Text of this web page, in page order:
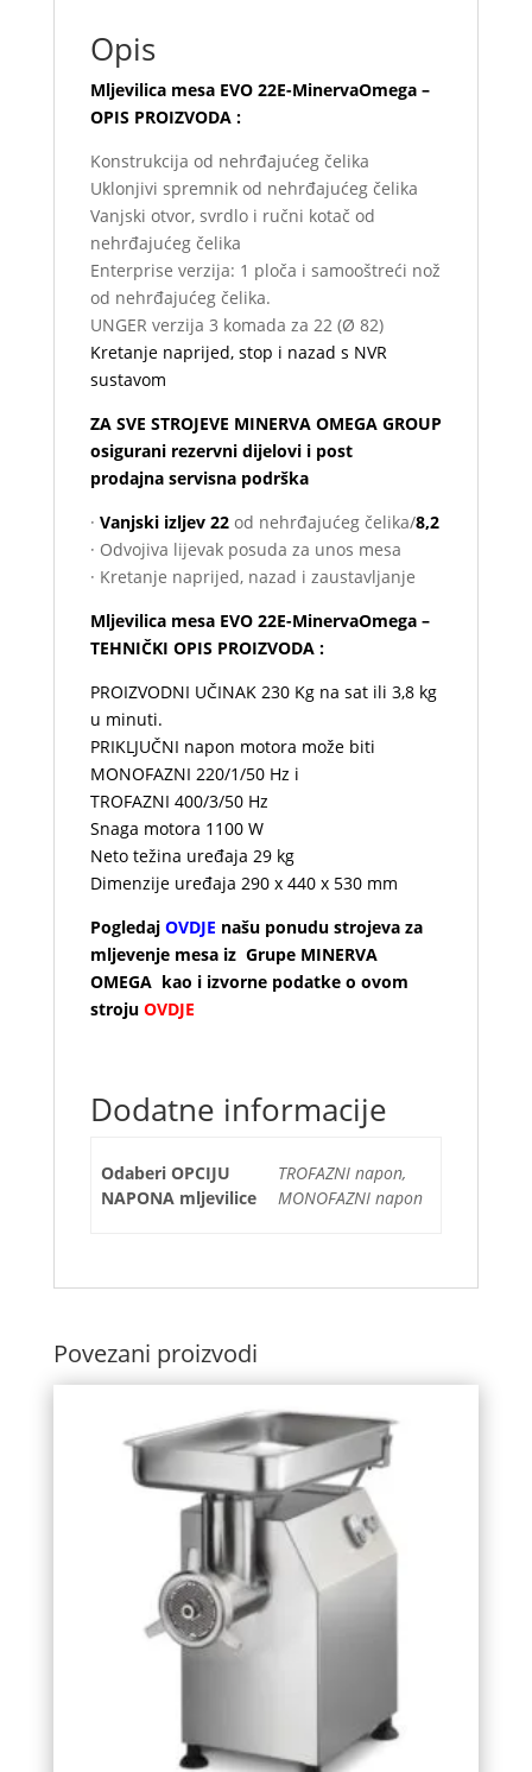
Opis
Mljevilica mesa EVO 22E-MinervaOmega –
OPIS PROIZVODA :
Konstrukcija od nehrđajućeg čelika
Uklonjivi spremnik od nehrđajućeg čelika
Vanjski otvor, svrdlo i ručni kotač od
nehrđajućeg čelika
Enterprise verzija: 1 ploča i samooštreći nož
od nehrđajućeg čelika.
UNGER verzija 3 komada za 22 (Ø 82)
Kretanje naprijed, stop i nazad s NVR
sustavom
ZA SVE STROJEVE MINERVA OMEGA GROUP
osigurani rezervni dijelovi i post
prodajna servisna podrška
· Vanjski izljev 22od nehrđajućeg čelika/8,2
· Odvojiva lijevak posuda za unos mesa
· Kretanje naprijed, nazad i zaustavljanje
Mljevilica mesa EVO 22E-MinervaOmega –
TEHNIČKI OPIS PROIZVODA :
PROIZVODNI UČINAK 230 Kg na sat ili 3,8 kg
u minuti.
PRIKLJUČNI napon motora može biti
MONOFAZNI 220/1/50 Hz i
TROFAZNI 400/3/50 Hz
Snaga motora 1100 W
Neto težina uređaja 29 kg
Dimenzije uređaja 290 x 440 x 530 mm
Pogledaj OVDJE našu ponudu strojeva za
mljevenje mesa iz Grupe MINERVA
OMEGA kao i izvorne podatke o ovom
stroju OVDJE
Dodatne informacije
Odaberi OPCIJU
NAPONA mljevilice
TROFAZNI napon,
MONOFAZNI napon
Povezani proizvodi